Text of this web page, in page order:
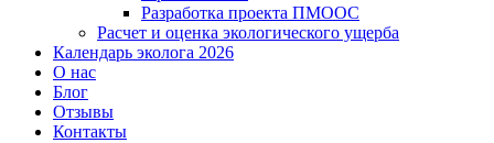
Разработка проекта ПМООС
Расчет и оценка экологического ущерба
Календарь эколога 2026
О нас
Блог
Отзывы
Контакты